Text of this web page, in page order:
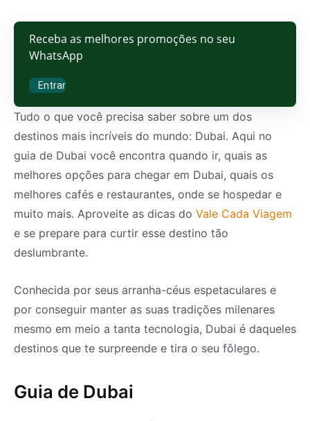
Receba as melhores promoções no seu
WhatsApp
Entrar
Tudo o que você precisa saber sobre um dos
destinos mais incríveis do mundo: Dubai. Aqui no
guia de Dubai você encontra quando ir, quais as
melhores opções para chegar em Dubai, quais os
melhores cafés e restaurantes, onde se hospedar e
muito mais. Aproveite as dicas do Vale Cada Viagem
e se prepare para curtir esse destino tão
deslumbrante.
Conhecida por seus arranha-céus espetaculares e
por conseguir manter as suas tradições milenares
mesmo em meio a tanta tecnologia, Dubai é daqueles
destinos que te surpreende e tira o seu fôlego.
Guia de Dubai